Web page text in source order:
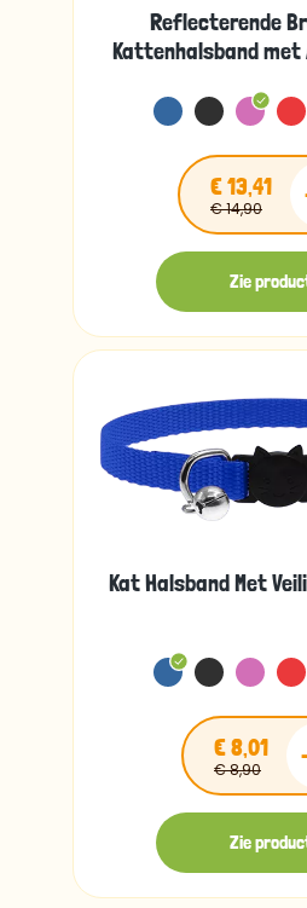
Reflecterende
Kattenhalsband met
€ 13,41
€ 14,90
Zie
Kat Halsband Met
€ 8,01
€ 8,90
Zie